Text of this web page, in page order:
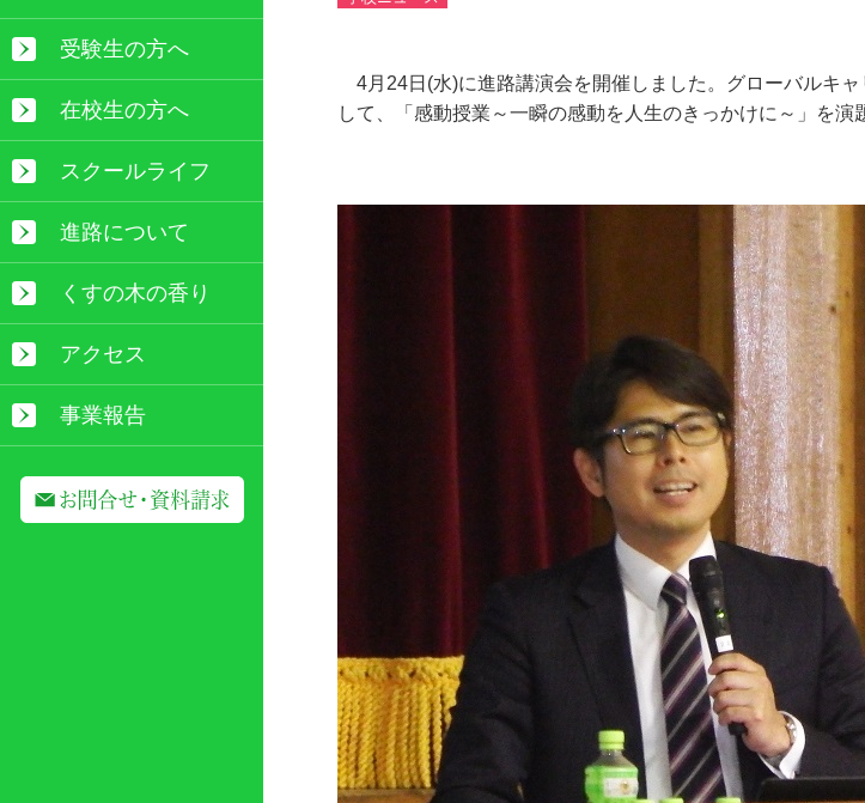
受験生の方へ
在校生の方へ
スクールライフ
進路について
くすの木の香り
アクセス
事業報告
4月24日(水)に進路講演会を開催しました。グローバルキャ
して、「感動授業～一瞬の感動を人生のきっかけに～」を演